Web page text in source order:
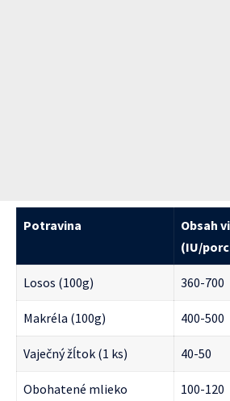
Potravina
Obsah
(IU/
Losos (100g) 360-700
Makréla (100g) 400-500
Vaječný žĺtok (1 ks) 40-50
Obohatené mlieko
100-120